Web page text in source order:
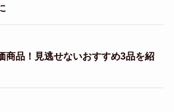
商品！見逃せないおすすめ3品を紹